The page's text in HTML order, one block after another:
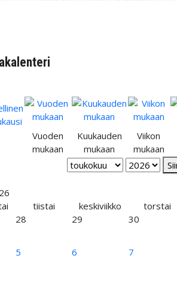
Vuoden
mukaan
Kuukauden
mukaan
Viikon
mukaan
tiistai keskiviikko torstai
28 29 30
5 6 7